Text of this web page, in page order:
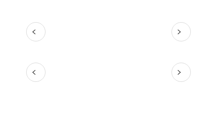
Lire la suite
Lire la suite
Les 10 destinations
Lire la suite